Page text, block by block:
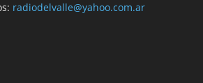
radiodelvalle@yahoo.com.ar